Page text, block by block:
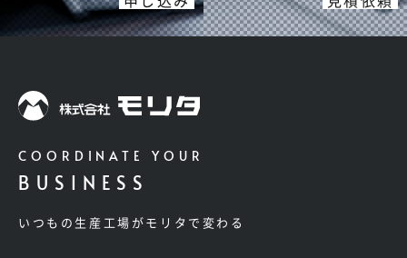
COORDINATE YOUR
BUSINESS
いつもの生産工場がモリタで変わる